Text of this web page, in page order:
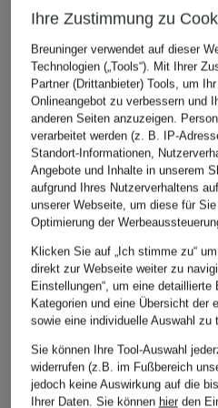
adidas Originals
Sneaker GAZELLE LO
PRO
CHF 85
Ursprünglich:CHF 139
HOFF
Sneaker
CHF
Weitere Kategorien
adidas Argentinien
Trikots WM 2026
Ihre Zustimmung zu
Breuninger verwendet auf dieser
Technologien („Tools“). Mit Ihrer
Partner (Drittanbieter) Tools, um
Onlineangebot zu verbessern und
anderen Seiten anzuzeigen.
verarbeitet werden (z. B. IP-
Standort-Informationen,
Angebote und Inhalte in unserem
aufgrund Ihres Nutzerverhaltens
unserer Webseite, um diese für
Optimierung der
Klicken Sie auf „Ich stimme zu“
direkt zur Webseite weiter zu
Einstellungen“, um eine detaillierte
Kategorien und eine Übersicht der
sowie eine individuelle Auswahl zu
Sie können Ihre Tool-Auswahl
widerrufen (z.B. im Fußbereich
jedoch keine Auswirkung auf die
Ihrer Daten. Sie können hierden